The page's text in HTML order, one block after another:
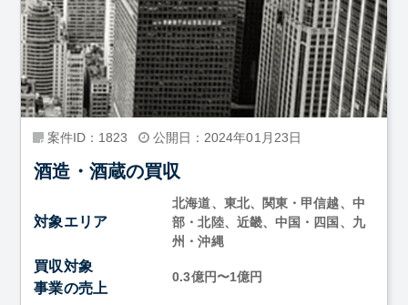
案件ID：1823 公開日：2024年01月23日
酒造・酒蔵の買収
対象エリア
北海道、東北、関東・甲信越、中
部・北陸、近畿、中国・四国、九
州・沖縄
買収対象
事業の売上
0.3億円〜1億円